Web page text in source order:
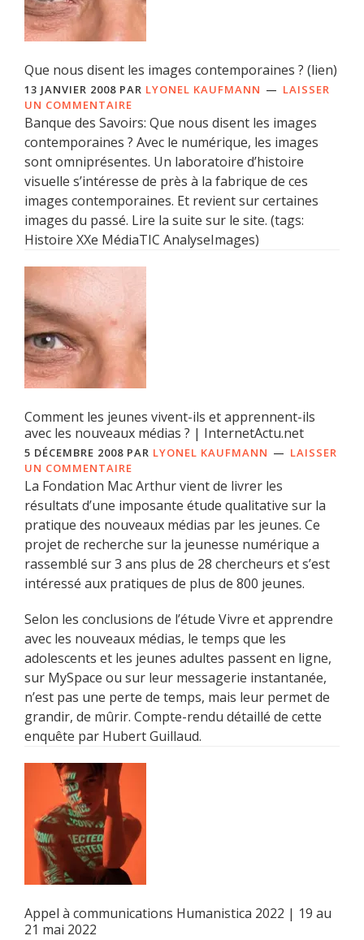
Que nous disent les images contemporaines ? (lien)
13 JANVIER 2008 PAR LYONEL KAUFMANN
LAISSER
UN COMMENTAIRE
Banque des Savoirs: Que nous disent les images
contemporaines ? Avec le numérique, les images
sont omniprésentes. Un laboratoire d’histoire
visuelle s’intéresse de près à la fabrique de ces
images contemporaines. Et revient sur certaines
images du passé. Lire la suite sur le site. (tags:
Histoire XXe MédiaTIC AnalyseImages)
Comment les jeunes vivent-ils et apprennent-ils
avec les nouveaux médias ? | InternetActu.net
5 DÉCEMBRE 2008 PAR LYONEL KAUFMANN
LAISSER
UN COMMENTAIRE
La Fondation Mac Arthur vient de livrer les
résultats d’une imposante étude qualitative sur la
pratique des nouveaux médias par les jeunes. Ce
projet de recherche sur la jeunesse numérique a
rassemblé sur 3 ans plus de 28 chercheurs et s’est
intéressé aux pratiques de plus de 800 jeunes.
Selon les conclusions de l’étude Vivre et apprendre
avec les nouveaux médias, le temps que les
adolescents et les jeunes adultes passent en ligne,
sur MySpace ou sur leur messagerie instantanée,
n’est pas une perte de temps, mais leur permet de
grandir, de mûrir. Compte-rendu détaillé de cette
enquête par Hubert Guillaud.
Appel à communications Humanistica 2022 | 19 au
21 mai 2022